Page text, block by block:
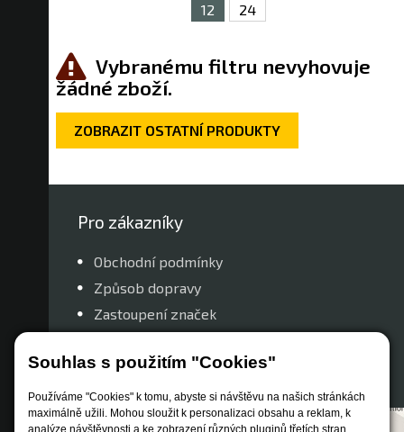
Souhlas s použitím "Cookies"
Používáme "Cookies" k tomu, abyste si návštěvu na našich stránkách
maximálně užili. Mohou sloužit k personalizaci obsahu a reklam, k
12 24
Vybranému filtru nevyhovuje
žádné zboží.
ZOBRAZIT OSTATNÍ PRODUKTY
Pro zákazníky
Obchodní podmínky
Způsob dopravy
Zastoupení značek
Nastavení soukromí